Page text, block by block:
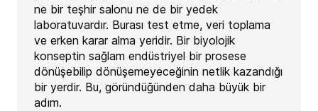
ne bir teşhir salonu ne de bir yedek
laboratuvardır. Burası test etme, veri toplama
ve erken karar alma yeridir. Bir biyolojik
konseptin sağlam endüstriyel bir prosese
dönüşebilip dönüşemeyeceğinin netlik kazandığı
bir yerdir. Bu, göründüğünden daha büyük bir
adım.